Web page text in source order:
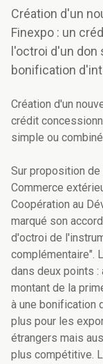
Création d'un
Finexpo : un
l'octroi d'un
bonification
Création d'un
crédit
simple ou
Sur proposition
Commerce
Coopération au
marqué son
d'octroi de
complémentaire".
dans deux points :
montant de la
à une bonification
plus pour les
étrangers mais
plus compétitive.